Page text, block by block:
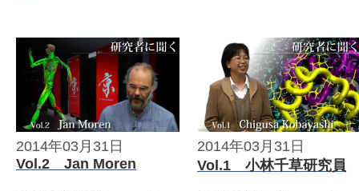
2014年03月31日
Vol.2 Jan Moren
2014年03月31日
Vol.1 小林千草研究員